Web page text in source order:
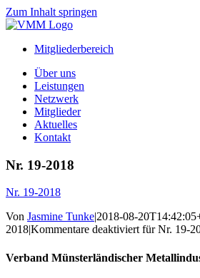
Zum Inhalt springen
Mitgliederbereich
Über uns
Leistungen
Netzwerk
Mitglieder
Aktuelles
Kontakt
Nr. 19-2018
Nr. 19-2018
Von Jasmine Tunke|2018-08-
2018|Kommentare deaktiviertfür Nr. 19-
Verband Münsterländischer